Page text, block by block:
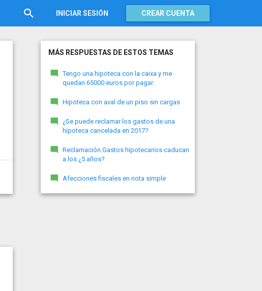
INICIAR SESIÓN CREAR CUENTA
MÁS RESPUESTAS DE ESTOS TEMAS
Tengo una hipoteca con la caixa y me
quedan 65000 euros por pagar.
Hipoteca con aval de un piso sin cargas
¿Se puede reclamar los gastos de una
hipoteca cancelada en 2017?
Reclamación Gastos hipotecarios caducan
a los ¿5 años?
Afecciones fiscales en nota simple